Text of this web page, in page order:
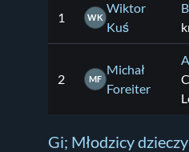
1 WK
Wiktor
Kuś
2 MF
Michał
Foreiter
Gi; Młodzicy